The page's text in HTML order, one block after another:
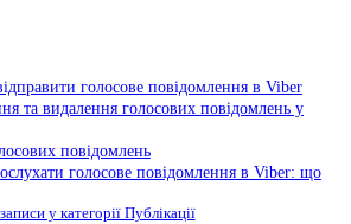
голосове повідомлення в Viber
та видалення голосових повідомлень у
повідомлень
голосове повідомлення в Viber: що
у категорії Публікації